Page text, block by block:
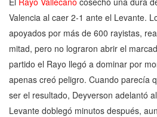
Valencia al caer 2-1 ante el Levante.
apoyados por más de 600 rayistas,
mitad, pero no lograron abrir el
partido el Rayo llegó a dominar por
apenas creó peligro. Cuando parecía
ser el resultado, Deyverson adelantó
Levante doblegó minutos después,